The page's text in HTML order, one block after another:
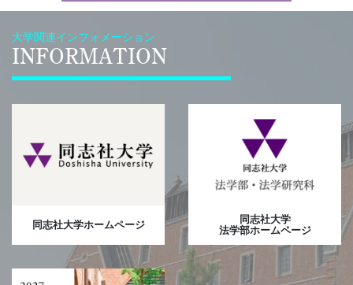
大学関連インフォメーション
INFORMATION
同志社大学ホームページ
同志社大学
法学部ホームページ